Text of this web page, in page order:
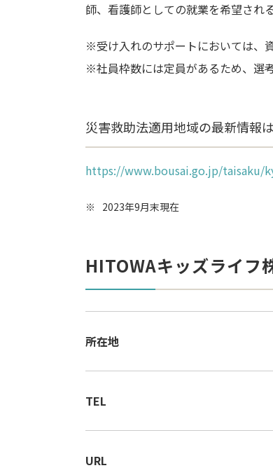
師、看護師としての就業を希望され
※受け入れのサポートにおいては、
※社員枠数には定員があるため、選
災害救助法適用地域の最新情報
https://www.bousai.go.jp/
※ 2023年9月末現在
HITOWAキッズライフ
所在地
TEL
URL